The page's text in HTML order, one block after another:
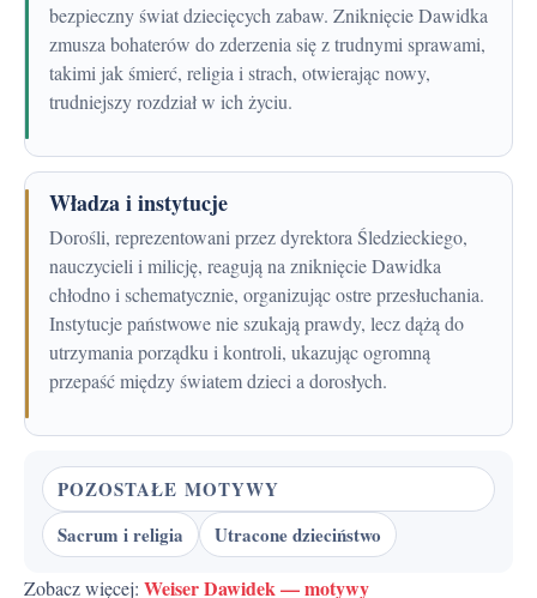
bezpieczny świat dziecięcych zabaw. Zniknięcie Dawidka
zmusza bohaterów do zderzenia się z trudnymi sprawami,
takimi jak śmierć, religia i strach, otwierając nowy,
trudniejszy rozdział w ich życiu.
Władza i instytucje
Dorośli, reprezentowani przez dyrektora Śledzieckiego,
nauczycieli i milicję, reagują na zniknięcie Dawidka
chłodno i schematycznie, organizując ostre przesłuchania.
Instytucje państwowe nie szukają prawdy, lecz dążą do
utrzymania porządku i kontroli, ukazując ogromną
przepaść między światem dzieci a dorosłych.
POZOSTAŁE MOTYWY
Sacrum i religia
Utracone dzieciństwo
Zobacz więcej: Weiser Dawidek — motywy